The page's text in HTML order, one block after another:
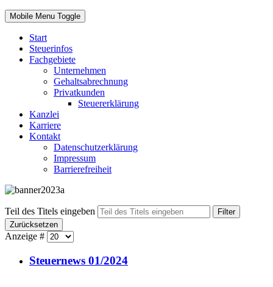
Mobile Menu Toggle
Start
Steuerinfos
Fachgebiete
Unternehmen
Gehaltsabrechnung
Privatkunden
Steuererklärung
Kanzlei
Karriere
Kontakt
Datenschutzerklärung
Impressum
Barrierefreiheit
Teil des Titels eingeben
Filter
Zurücksetzen
Anzeige #
Steuernews 01/2024